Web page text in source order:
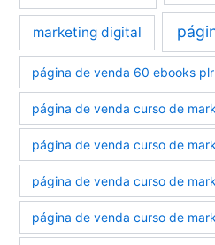
marketing digital
página de venda 60 ebooks plr
página de venda curso de
página de venda curso de
página de venda curso de
página de venda curso de